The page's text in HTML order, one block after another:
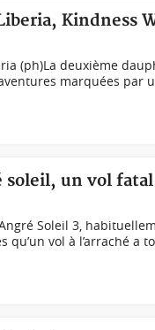
Kindness
(ph)La deuxième
marquées par
soleil, un vol
Soleil 3,
qu’un vol à l’arraché a